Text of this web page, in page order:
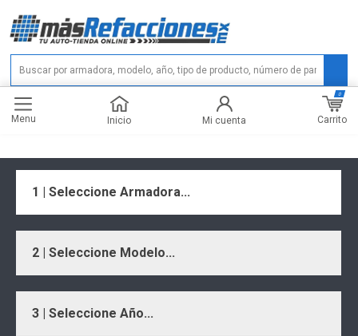
Menu Inicio Mi cuenta Carrito
0
1 | Seleccione Armadora...
2 | Seleccione Modelo...
3 | Seleccione Año...